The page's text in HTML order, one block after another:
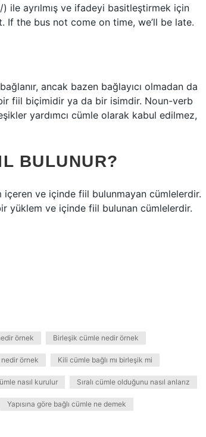
ile ayrılmış ve ifadeyi basitleştirmek için
If the bus not come on time, we’ll be late.
ancak bazen bağlayıcı olmadan da
fiil biçimidir ya da bir isimdir. Noun-verb
yardımcı cümle olarak kabul edilmez,
BULUNUR?
ve içinde fiil bulunmayan cümlelerdir.
yüklem ve içinde fiil bulunan cümlelerdir.
örnek Birleşik cümle nedir örnek
örnek Kili cümle bağlı mı birleşik mi
nasıl kurulur Sıralı cümle olduğunu nasıl anlarız
Yapısına göre bağlı cümle ne demek